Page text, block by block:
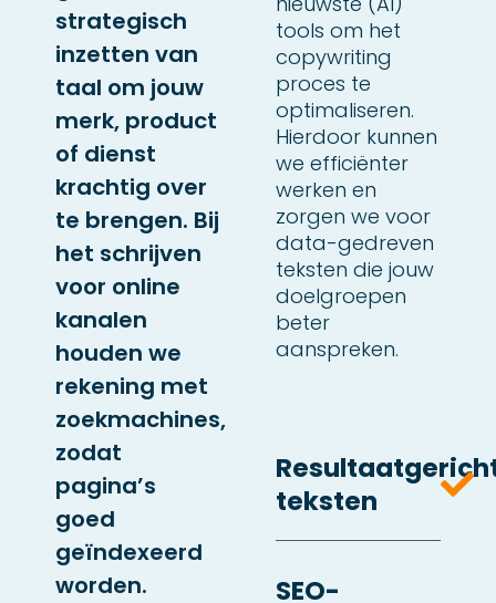
strategisch
inzetten van
taal om jouw
merk, product
of dienst
krachtig over
te brengen. Bij
het schrijven
voor online
kanalen
houden we
rekening met
zoekmachines,
zodat
pagina’s
goed
geïndexeerd
worden.
tools om het
copywriting
proces te
optimaliseren.
Hierdoor kunnen
we efficiënter
werken en
zorgen we voor
data-gedreven
teksten die jouw
doelgroepen
beter
aanspreken.
teksten
SEO-